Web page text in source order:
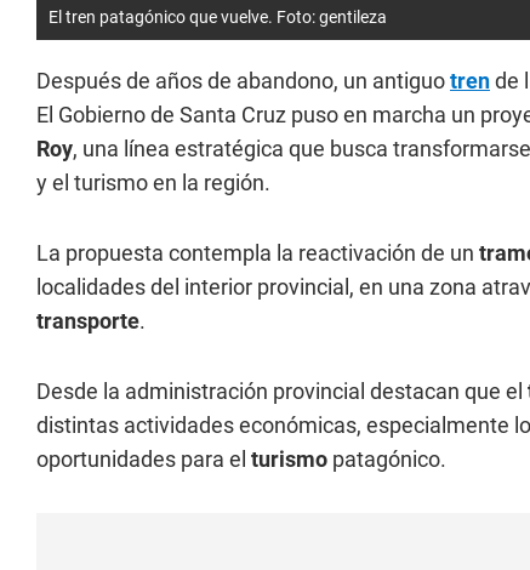
El tren patagónico que vuelve. Foto: gentileza
Después de años de abandono, un antiguotrende
El Gobierno de Santa Cruz puso en marcha un
Roy, una línea estratégica que busca
y el turismo en la región.
La propuesta contempla la reactivación de un
localidades del interior provincial, en una zona
transporte.
Desde la administración provincial destacan que el
distintas actividades económicas, especialmente
oportunidades para el turismo patagónico.